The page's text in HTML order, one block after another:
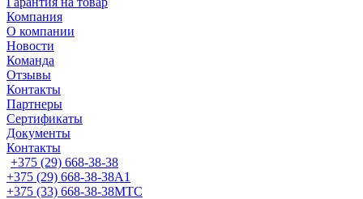
Компания
О компании
Новости
Команда
Отзывы
Контакты
Партнеры
Сертификаты
Документы
Контакты
+375 (29) 668-38-38
+375 (29) 668-38-38A1
+375 (33) 668-38-38МТС